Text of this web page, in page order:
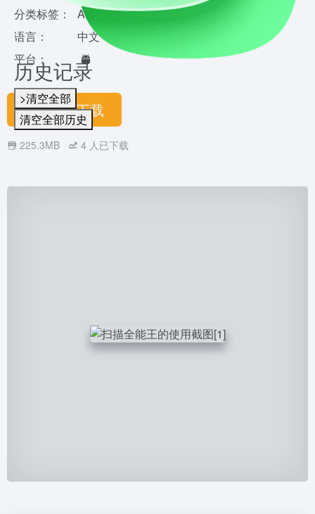
历史记录
>清空全部
清空全部历史
分类标签：
Android软件
语言：
中文
平台：
立即下载
225.3MB 4 人已下载